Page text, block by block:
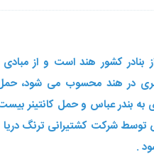
بنادر کشور هند است و از
در هند محسوب می شود، حمل
به بندر عباس و حمل کانتینر
توسط شرکت کشتیرانی ترنگ دریا
.